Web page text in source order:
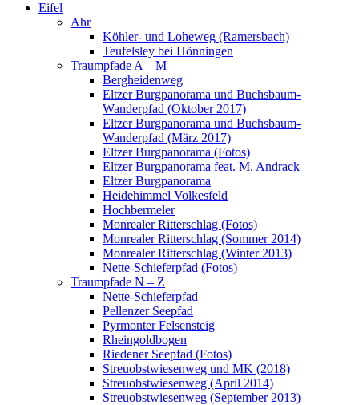
Eifel
Ahr
Köhler- und Loheweg (Ramersbach)
Teufelsley bei Hönningen
Traumpfade A – M
Bergheidenweg
Eltzer Burgpanorama und Buchsbaum-
Wanderpfad (Oktober 2017)
Eltzer Burgpanorama und Buchsbaum-
Wanderpfad (März 2017)
Eltzer Burgpanorama (Fotos)
Eltzer Burgpanorama feat. M. Andrack
Eltzer Burgpanorama
Heidehimmel Volkesfeld
Hochbermeler
Monrealer Ritterschlag (Fotos)
Monrealer Ritterschlag (Sommer 2014)
Monrealer Ritterschlag (Winter 2013)
Nette-Schieferpfad (Fotos)
Traumpfade N – Z
Nette-Schieferpfad
Pellenzer Seepfad
Pyrmonter Felsensteig
Rheingoldbogen
Riedener Seepfad (Fotos)
Streuobstwiesenweg und MK (2018)
Streuobstwiesenweg (April 2014)
Streuobstwiesenweg (September 2013)